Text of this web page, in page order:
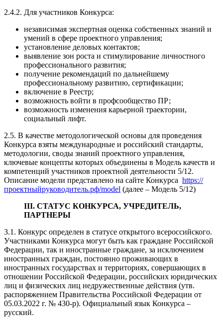
2.4.2. Для участников Конкурса:
независимая экспертная оценка собственных знаний и
умений в сфере проектного управления;
установление деловых контактов;
выявление зон роста и стимулирование личностного
профессионального развития;
получение рекомендаций по дальнейшему
профессиональному развитию, сертификации;
включение в Реестр;
возможность войти в профсообщество ПР;
возможность изменения карьерной траектории,
социальный лифт.
2.5. В качестве методологической основы для проведения
Конкурса взяты международные и российский стандарты,
методологии, своды знаний проектного управления,
ключевые концепты которых объединены в Модель качеств и
компетенций участников проектной деятельности 5/12.
Описание модели представлено на сайте Конкурса https://
проектныйруководитель.рф/model (далее – Модель 5/12)
III. СТАТУС КОНКУРСА, УЧРЕДИТЕЛЬ,
ПАРТНЕРЫ
3.1. Конкурс определен в статусе открытого всероссийского.
Участниками Конкурса могут быть как граждане Российской
Федерации, так и иностранные граждане, за исключением
иностранных граждан, постоянно проживающих в
иностранных государствах и территориях, совершающих в
отношении Российской Федерации, российских юридических
лиц и физических лиц недружественные действия (утв.
распоряжением Правительства Российской Федерации от
05.03.2022 г. № 430-р). Официальный язык Конкурса –
русский.